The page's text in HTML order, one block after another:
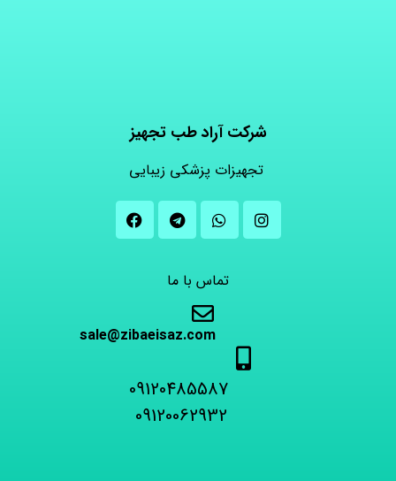
شرکت آراد طب تجهیز
تجهیزات پزشکی زیبایی
تماس با ما
sale@zibaeisaz.com
09120485587